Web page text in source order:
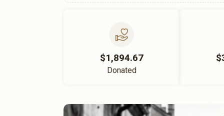
$1,894.67
Donated